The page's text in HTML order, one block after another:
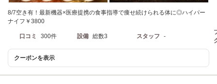
8/7空き有！最新機器×医療提携の食事指導で痩せ続けられる体に◎ハイパー
ナイフ￥3800
口コミ 300件 設備 総数3 スタッフ -
クーポンを表示